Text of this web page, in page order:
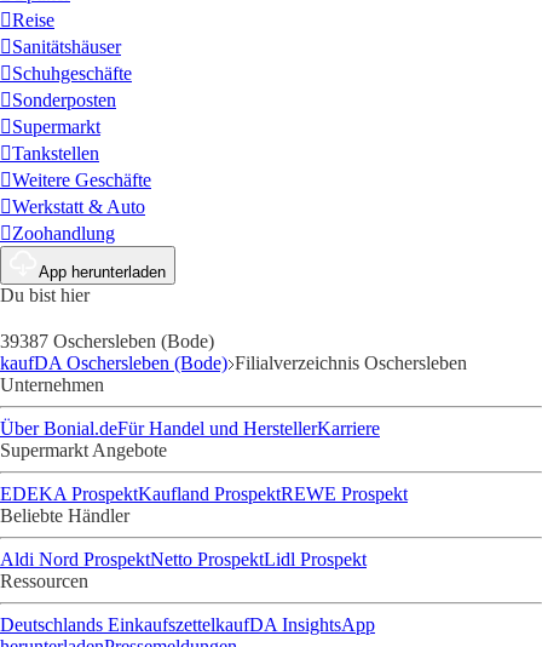
Reise
Sanitätshäuser
Schuhgeschäfte
Sonderposten
Supermarkt
Tankstellen
Weitere Geschäfte
Werkstatt & Auto
Zoohandlung
App herunterladen
Du bist hier
39387 Oschersleben (Bode)
kaufDA Oschersleben (Bode) Filialverzeichnis Oschersleben
Unternehmen
Über Bonial.deFür Handel und HerstellerKarriere
Supermarkt Angebote
EDEKA ProspektKaufland ProspektREWE Prospekt
Beliebte Händler
Aldi Nord ProspektNetto ProspektLidl Prospekt
Ressourcen
Deutschlands EinkaufszettelkaufDA InsightsApp